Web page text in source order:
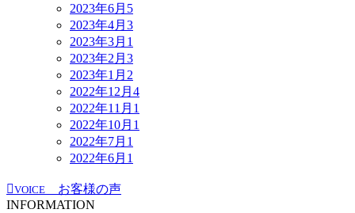
2023年6月 5
2023年4月 3
2023年3月 1
2023年2月 3
2023年1月 2
2022年12月 4
2022年11月 1
2022年10月 1
2022年7月 1
2022年6月 1
VOICE
お客様の声
INFORMATION